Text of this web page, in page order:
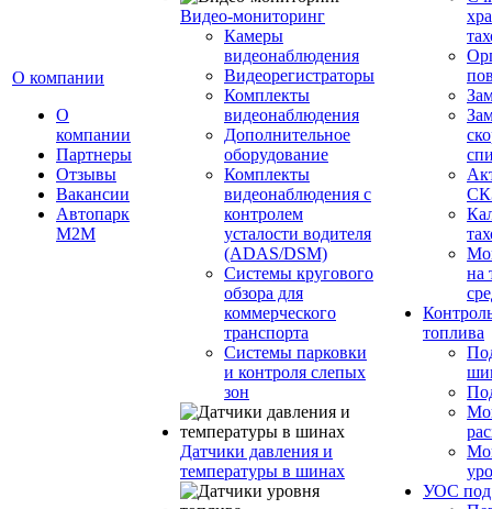
О компании
О
компании
Партнеры
Отзывы
Вакансии
Автопарк
М2М
Видео-мониторинг
Камеры
видеонаблюдения
Видеорегистраторы
Комплекты
видеонаблюдения
Дополнительное
оборудование
Комплекты
видеонаблюдения с
контролем
усталости водителя
(ADAS/DSM)
Системы кругового
обзора для
коммерческого
транспорта
Системы парковки
и контроля слепых
зон
Датчики давления и
температуры в шинах
на
топлива
УОС